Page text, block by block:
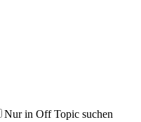
Nur in Off Topic suchen